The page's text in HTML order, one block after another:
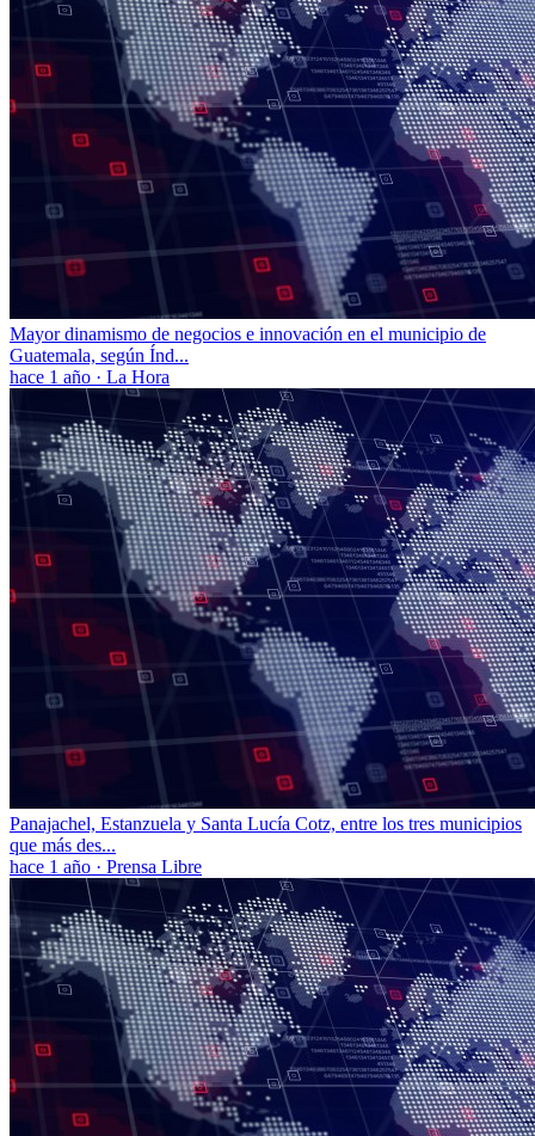
Mayor dinamismo de negocios e innovación en el municipio de
Guatemala, según Índ...
hace 1 año · La Hora
Panajachel, Estanzuela y Santa Lucía Cotz, entre los tres municipios
que más des...
hace 1 año · Prensa Libre